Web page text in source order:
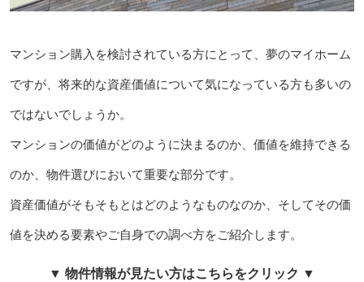
マンション購入を検討されている方にとって、夢のマイホーム
ですが、将来的な資産価値について気になっている方も多いの
ではないでしょうか。
マンションの価値がどのように決まるのか、価値を維持できる
のか、物件選びにおいて重要な部分です。
資産価値がそもそもとはどのようなものなのか、そしてその価
値を決める要素やご自身での調べ方をご紹介します。
▼ 物件情報が見たい方はこちらをクリック ▼